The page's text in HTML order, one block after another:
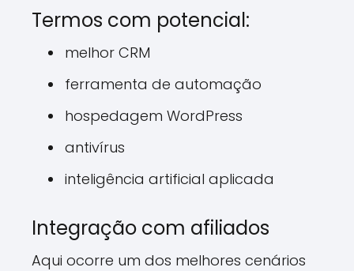
Termos com potencial:
melhor CRM
ferramenta de automação
hospedagem WordPress
antivírus
inteligência artificial aplicada
Integração com afiliados
Aqui ocorre um dos melhores cenários